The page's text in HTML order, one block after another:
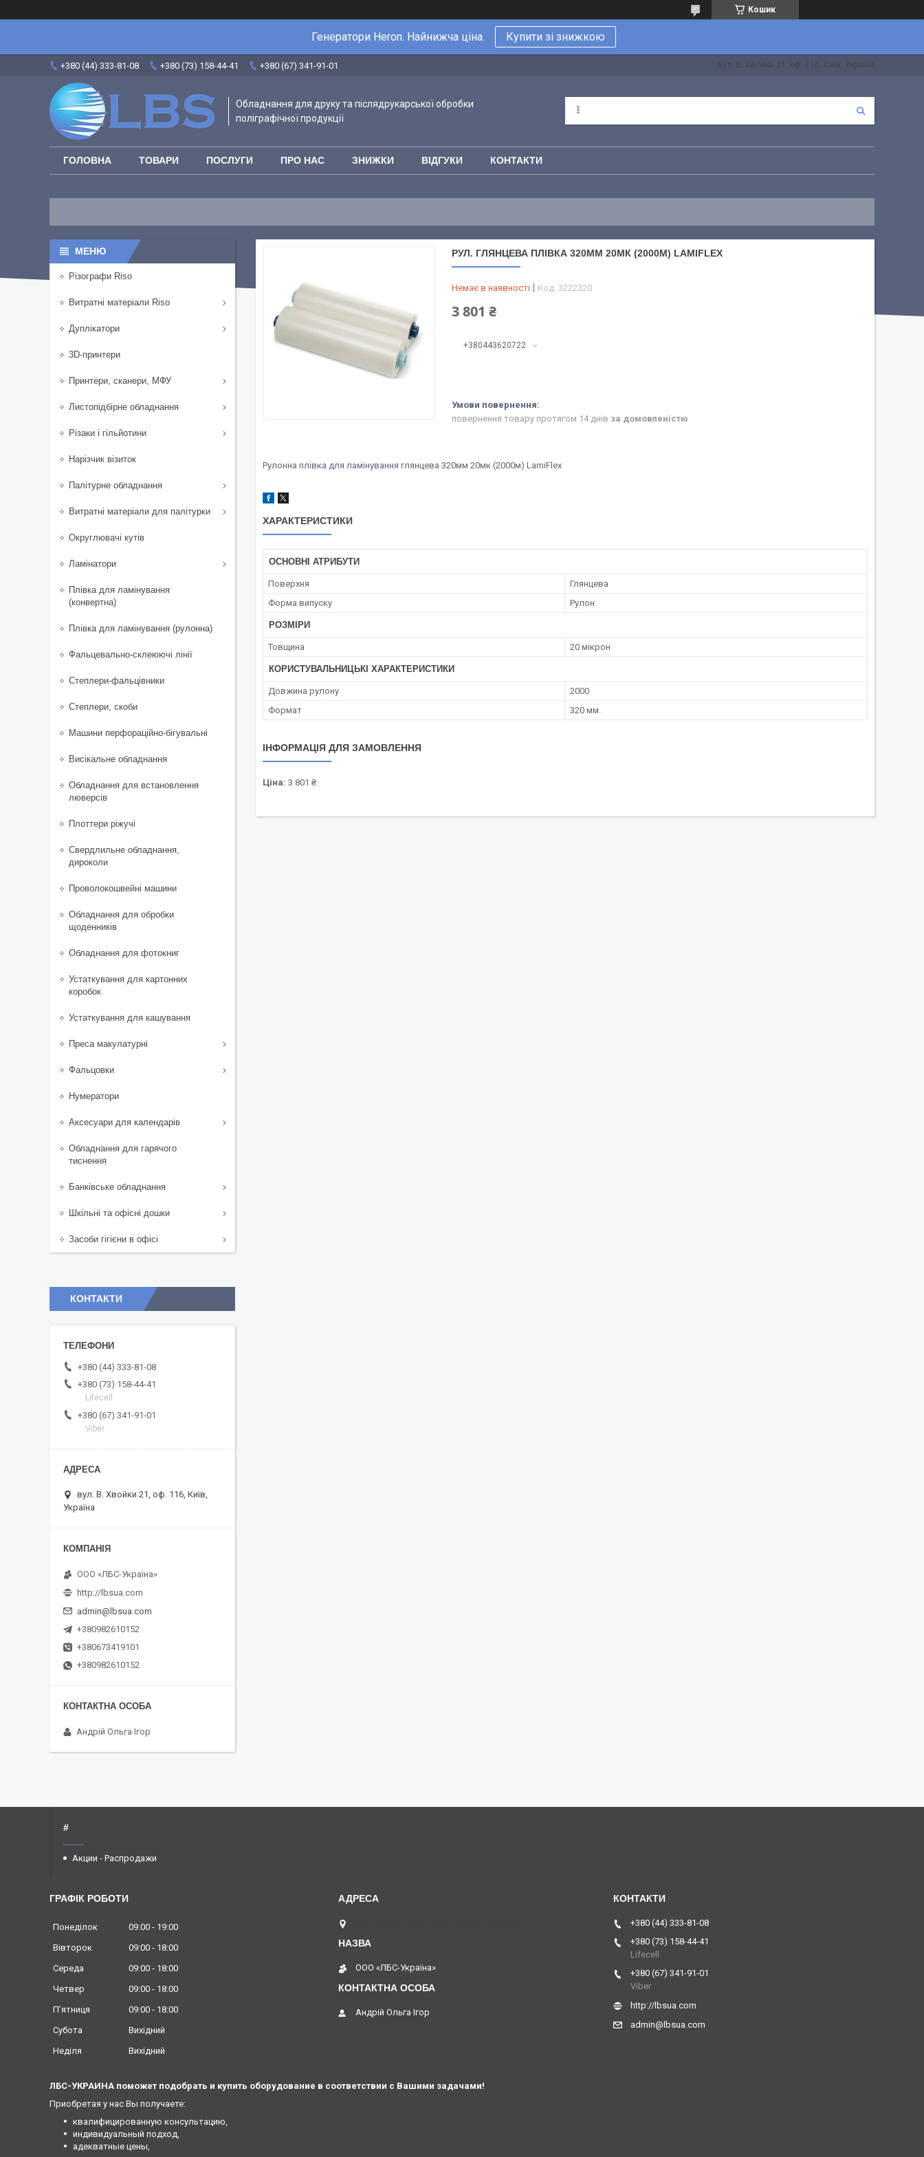
Кошик
Генератори Heron. Найнижча ціна. Купити зі знижкою
+380 (44) 333-81-08 +380 (73) 158-44-41 +380 (67) 341-91-01 вул. В. Хвойки 21, оф. 116, Київ, Україна
Обладнання для друку та післядрукарської обробки
поліграфічної продукції
ГОЛОВНА ТОВАРИ ПОСЛУГИ ПРО НАС ЗНИЖКИ ВІДГУКИ КОНТАКТИ
РУЛ. ГЛЯНЦЕВА ПЛІВКА 320ММ 20МК (2000М) LAMIFLEX
Немає в наявності Код: 3222320
3 801 ₴
+380443620722
повернення товару протягом 14 днів за домовленістю
Рулонна плівка для ламінування глянцева 320мм 20мк (2000м) LamiFlex
ХАРАКТЕРИСТИКИ
ОСНОВНІ АТРИБУТИ
Поверхня
Глянцева
Форма випуску
Рулон
РОЗМІРИ
Товщина 20 мікрон
КОРИСТУВАЛЬНИЦЬКІ ХАРАКТЕРИСТИКИ
Довжина рулону
2000
Формат
320 мм.
ІНФОРМАЦІЯ ДЛЯ ЗАМОВЛЕННЯ
Ціна: 3 801 ₴
Різографи Riso
Витратні матеріали Riso
Дуплікатори
3D-принтери
Принтери, сканери, МФУ
Листопідбірне обладнання
Різаки і гільйотини
Нарізчик візиток
Палітурне обладнання
Витратні матеріали для палітурки
Округлювачі кутів
Ламінатори
Плівка для ламінування
(конвертна)
Плівка для ламінування (рулонна)
Фальцевально-склеюючі лінії
Степлери-фальцівники
Степлери, скоби
Машини перфораційно-бігувальні
Висікальне обладнання
Обладнання для встановлення
люверсів
Плоттери ріжучі
Свердлильне обладнання,
дироколи
Проволокошвейні машини
Обладнання для обробки
щоденників
Обладнання для фотокниг
Устаткування для картонних
коробок
Устаткування для кашування
Преса макулатурні
Фальцовки
Нумератори
Аксесуари для календарів
Обладнання для гарячого
тиснення
Банківське обладнання
Шкільні та офісні дошки
Засоби гігієни в офісі
КОНТАКТИ
+380 (44) 333-81-08
+380 (73) 158-44-41
Lifecell
+380 (67) 341-91-01
Viber
вул. В. Хвойки 21, оф. 116, Київ,
Україна
ООО «ЛБС-Україна»
http://lbsua.com
admin@lbsua.com
+380982610152
+380673419101
+380982610152
Андрій Ольга Ігор
#
Акции - Распродажи
ГРАФІК РОБОТИ
Понеділок 09:00
19:00
Вівторок
09:00
18:00
Середа
09:00
18:00
Четвер
09:00
18:00
Пʼятниця
09:00
18:00
Субота
Вихідний
Неділя
Вихідний
ООО «ЛБС-Україна»
Андрій Ольга Ігор
+380 (44) 333-81-08
+380 (73) 158-44-41
Lifecell
+380 (67) 341-91-01
Viber
http://lbsua.com
admin@lbsua.com
ЛБС-УКРАИНА поможет подобрать и купить оборудование в соответствии с Вашими задачами!
Приобретая у нас Вы получаете:
квалифицированную консультацию,
индивидуальный подход,
адекватные цены,